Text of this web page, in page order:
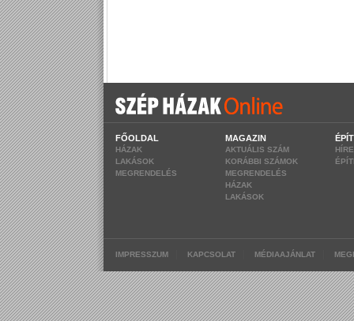
FŐOLDAL
HÁZAK
LAKÁSOK
MEGRENDELÉS
MAGAZIN
AKTUÁLIS SZÁM
KORÁBBI SZÁMOK
MEGRENDELÉS
HÁZAK
LAKÁSOK
IMPRESSZUM KAPCSOLAT MÉDIAAJÁNLAT